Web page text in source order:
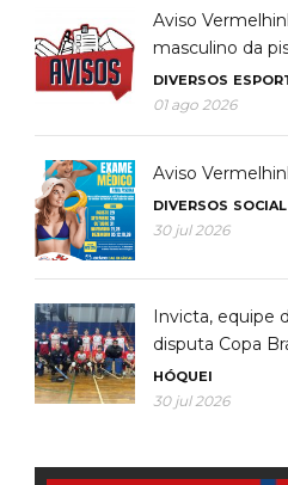
Aviso
masculino da
DIVERSOS
01 ago 2026
Aviso
DIVERSOS SOCIAL
30 jul 2026
Invicta, equipe
disputa Copa
HÓQUEI
30 jul 2026